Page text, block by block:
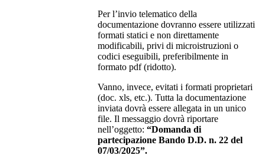
Per l’invio telematico della
documentazione dovranno essere utilizzati
formati statici e non direttamente
modificabili, privi di microistruzioni o
codici eseguibili, preferibilmente in
formato pdf (ridotto).
Vanno, invece, evitati i formati proprietari
(doc. xls, etc.). Tutta la documentazione
inviata dovrà essere allegata in un unico
file. Il messaggio dovrà riportare
nell’oggetto: “Domanda di
partecipazione Bando D.D. n. 22 del
07/03/2025”.